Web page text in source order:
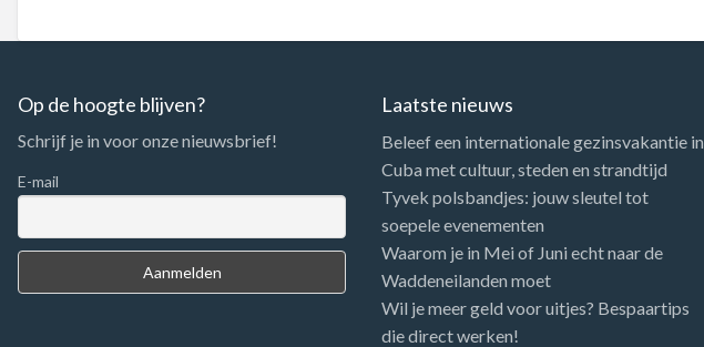
e
a
a
:
Op de hoogte blijven?
Schrijf je in voor onze nieuwsbrief!
E-mail
Laatste nieuws
Beleef een internationale gezinsvakantie in
Cuba met cultuur, steden en strandtijd
Tyvek polsbandjes: jouw sleutel tot
soepele evenementen
Waarom je in Mei of Juni echt naar de
Waddeneilanden moet
Wil je meer geld voor uitjes? Bespaartips
die direct werken!